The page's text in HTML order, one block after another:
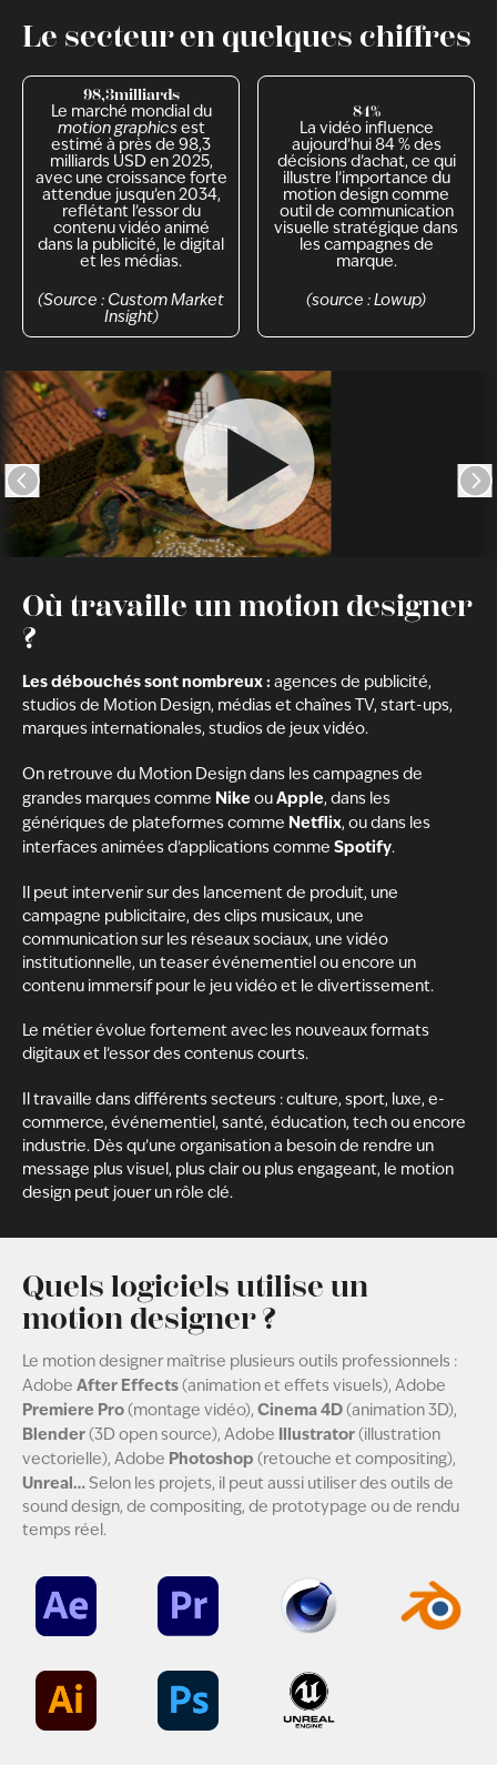
Le secteur en quelques chiffres
98,3milliards
Le marché mondial du
motion graphicsest
estimé à près de 98,3
milliards USD en 2025,
avec une croissance forte
attendue jusqu’en 2034,
reflétant l’essor du
contenu vidéo animé
dans la publicité, le digital
et les médias.
(Source : Custom Market
Insight)
84%
La vidéo influence
aujourd’hui 84 % des
décisions d’achat, ce qui
illustre l’importance du
motion design comme
outil de communication
visuelle stratégique dans
les campagnes de
marque.
(source : Lowup)
Où travaille un motion designer
?
Les débouchés sont nombreux : agences de publicité,
studios de Motion Design, médias et chaînes TV, start-ups,
marques internationales, studios de jeux vidéo.
On retrouve du Motion Design dans les campagnes de
grandes marques comme Nike ouApple, dans les
génériques de plateformes comme Netflix, ou dans les
interfaces animées d’applications comme Spotify.
Il peut intervenir sur des lancement de produit, une
campagne publicitaire, des clips musicaux, une
communication sur les réseaux sociaux, une vidéo
institutionnelle, un teaser événementiel ou encore un
contenu immersif pour le jeu vidéo et le divertissement.
Le métier évolue fortement avec les nouveaux formats
digitaux et l’essor des contenus courts.
Il travaille dans différents secteurs : culture, sport, luxe, e-
commerce, événementiel, santé, éducation, tech ou encore
industrie. Dès qu’une organisation a besoin de rendre un
message plus visuel, plus clair ou plus engageant, le motion
design peut jouer un rôle clé.
Quels logiciels utilise un
motion designer ?
Le motion designer maîtrise plusieurs outils professionnels :
Adobe After Effects(animation et effets visuels), Adobe
Premiere Pro(montage vidéo), Cinema 4D(animation 3D),
Blender(3D open source), Adobe Illustrator(illustration
vectorielle), Adobe Photoshop (retouche et compositing),
Unreal…Selon les projets, il peut aussi utiliser des outils de
sound design, de compositing, de prototypage ou de rendu
temps réel.